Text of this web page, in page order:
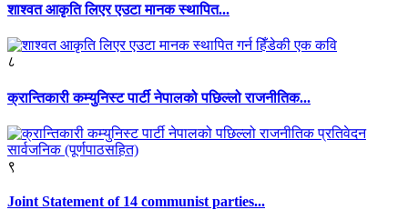
शाश्वत आकृति लिएर एउटा मानक स्थापित...
८
क्रान्तिकारी कम्युनिस्ट पार्टी नेपालको पछिल्लो राजनीतिक...
९
Joint Statement of 14 communist parties...